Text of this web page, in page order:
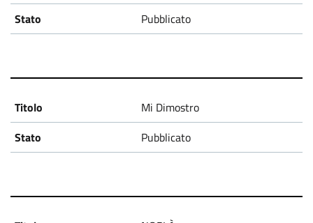
Pubblicato
Mi Dimostro
Pubblicato